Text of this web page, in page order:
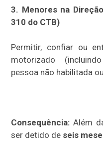
3. Menores na
310 do CTB)
Permitir, confiar ou
motorizado
pessoa não habilitada
Consequência: Além
ser detido de seis